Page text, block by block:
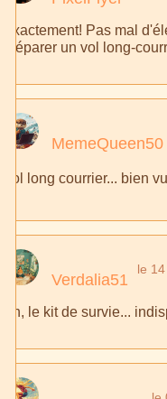
Exactement! Pas mal
préparer un vol long-
MemeQueen50
Vol long courrier... bien
Verdalia51
le
Ah, le kit de survie...